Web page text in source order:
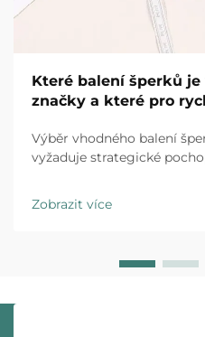
Které balení šperků
značky a které pro
Výběr vhodného balení
vyžaduje strategické
značky i obchodní řetězce
módu působí v zásadně
Zobrazit více